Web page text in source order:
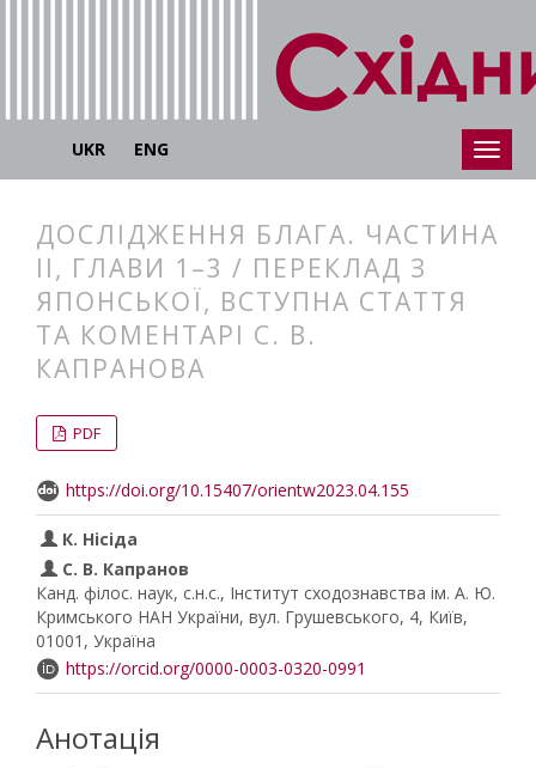
UKR ENG
ДОСЛІДЖЕННЯ БЛАГА. ЧАСТИНА
ІІ, ГЛАВИ 1–3 / ПЕРЕКЛАД З
ЯПОНСЬКОЇ, ВСТУПНА СТАТТЯ
ТА КОМЕНТАРІ С. В.
КАПРАНОВА
PDF
https://doi.org/10.15407/orientw2023.04.155
К. Нісіда
С. В. Капранов
Канд. філос. наук, с.н.с., Інститут сходознавства ім. А. Ю.
Кримського НАН України, вул. Грушевського, 4, Київ,
01001, Україна
https://orcid.org/0000-0003-0320-0991
Анотація